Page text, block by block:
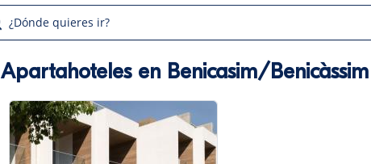
¿Dónde quieres ir?
Apartahoteles en Benicasim/Benicàssim